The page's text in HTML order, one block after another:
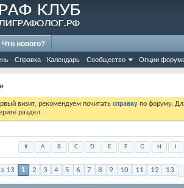
Справка Календарь Сообщество Опции
Что нового?
визит, рекомендуем почитать справку по форуму.
раздел.
# A B C D E F G H
13 1 2 3 4 5 6 7 8 9 10 11 12 13